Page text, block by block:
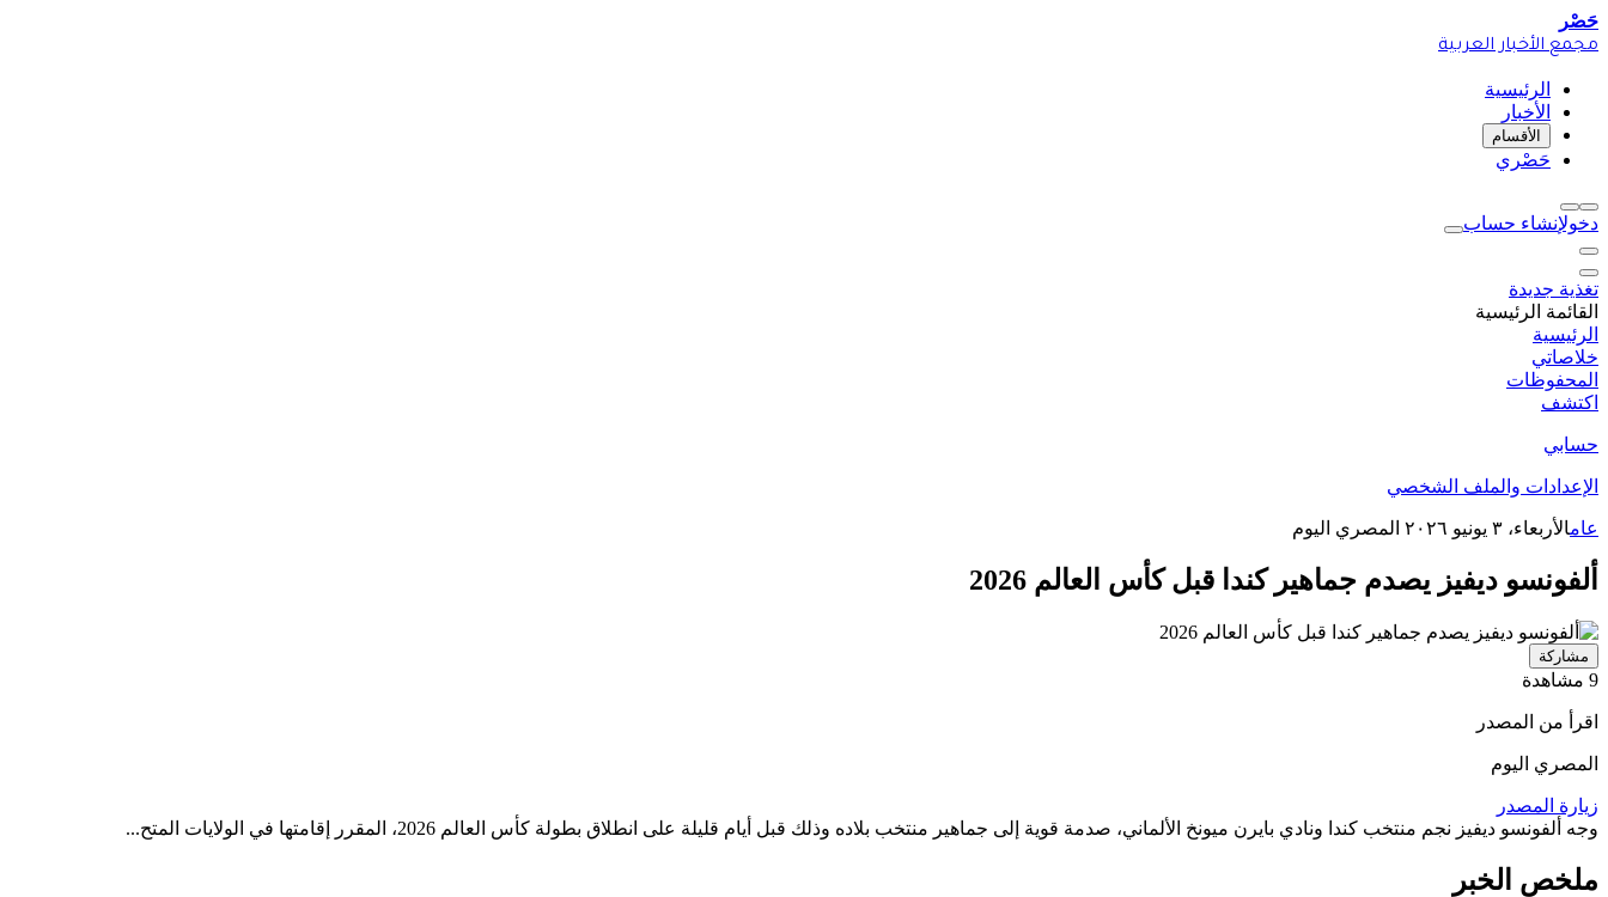
حَصْر
مجمع الأخبار العربية
الرئيسية
الأخبار
الأقسام
حَصْري
دخولإنشاء حساب
تغذية جديدة
القائمة الرئيسية
الرئيسية
خلاصاتي
المحفوظات
اكتشف
حسابي
الإعدادات والملف الشخصي
عامالأربعاء، ٣ يونيو ٢٠٢٦ المصري اليوم
ألفونسو ديفيز يصدم جماهير كندا قبل كأس العالم 2026
مشاركة
9 مشاهدة
اقرأ من المصدر
المصري اليوم
زيارة المصدر
وجه ألفونسو ديفيز نجم منتخب كندا ونادي بايرن ميونخ الألماني، صدمة قوية إلى جماهير منتخب بلاده وذلك قبل أيام قليلة على انطلاق بطولة كأس العالم 2026، المقرر إقامتها في الولايات المتح...
ملخص الخبر